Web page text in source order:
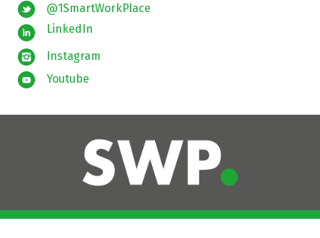
@1SmartWorkPlace
LinkedIn
Instagram
Youtube